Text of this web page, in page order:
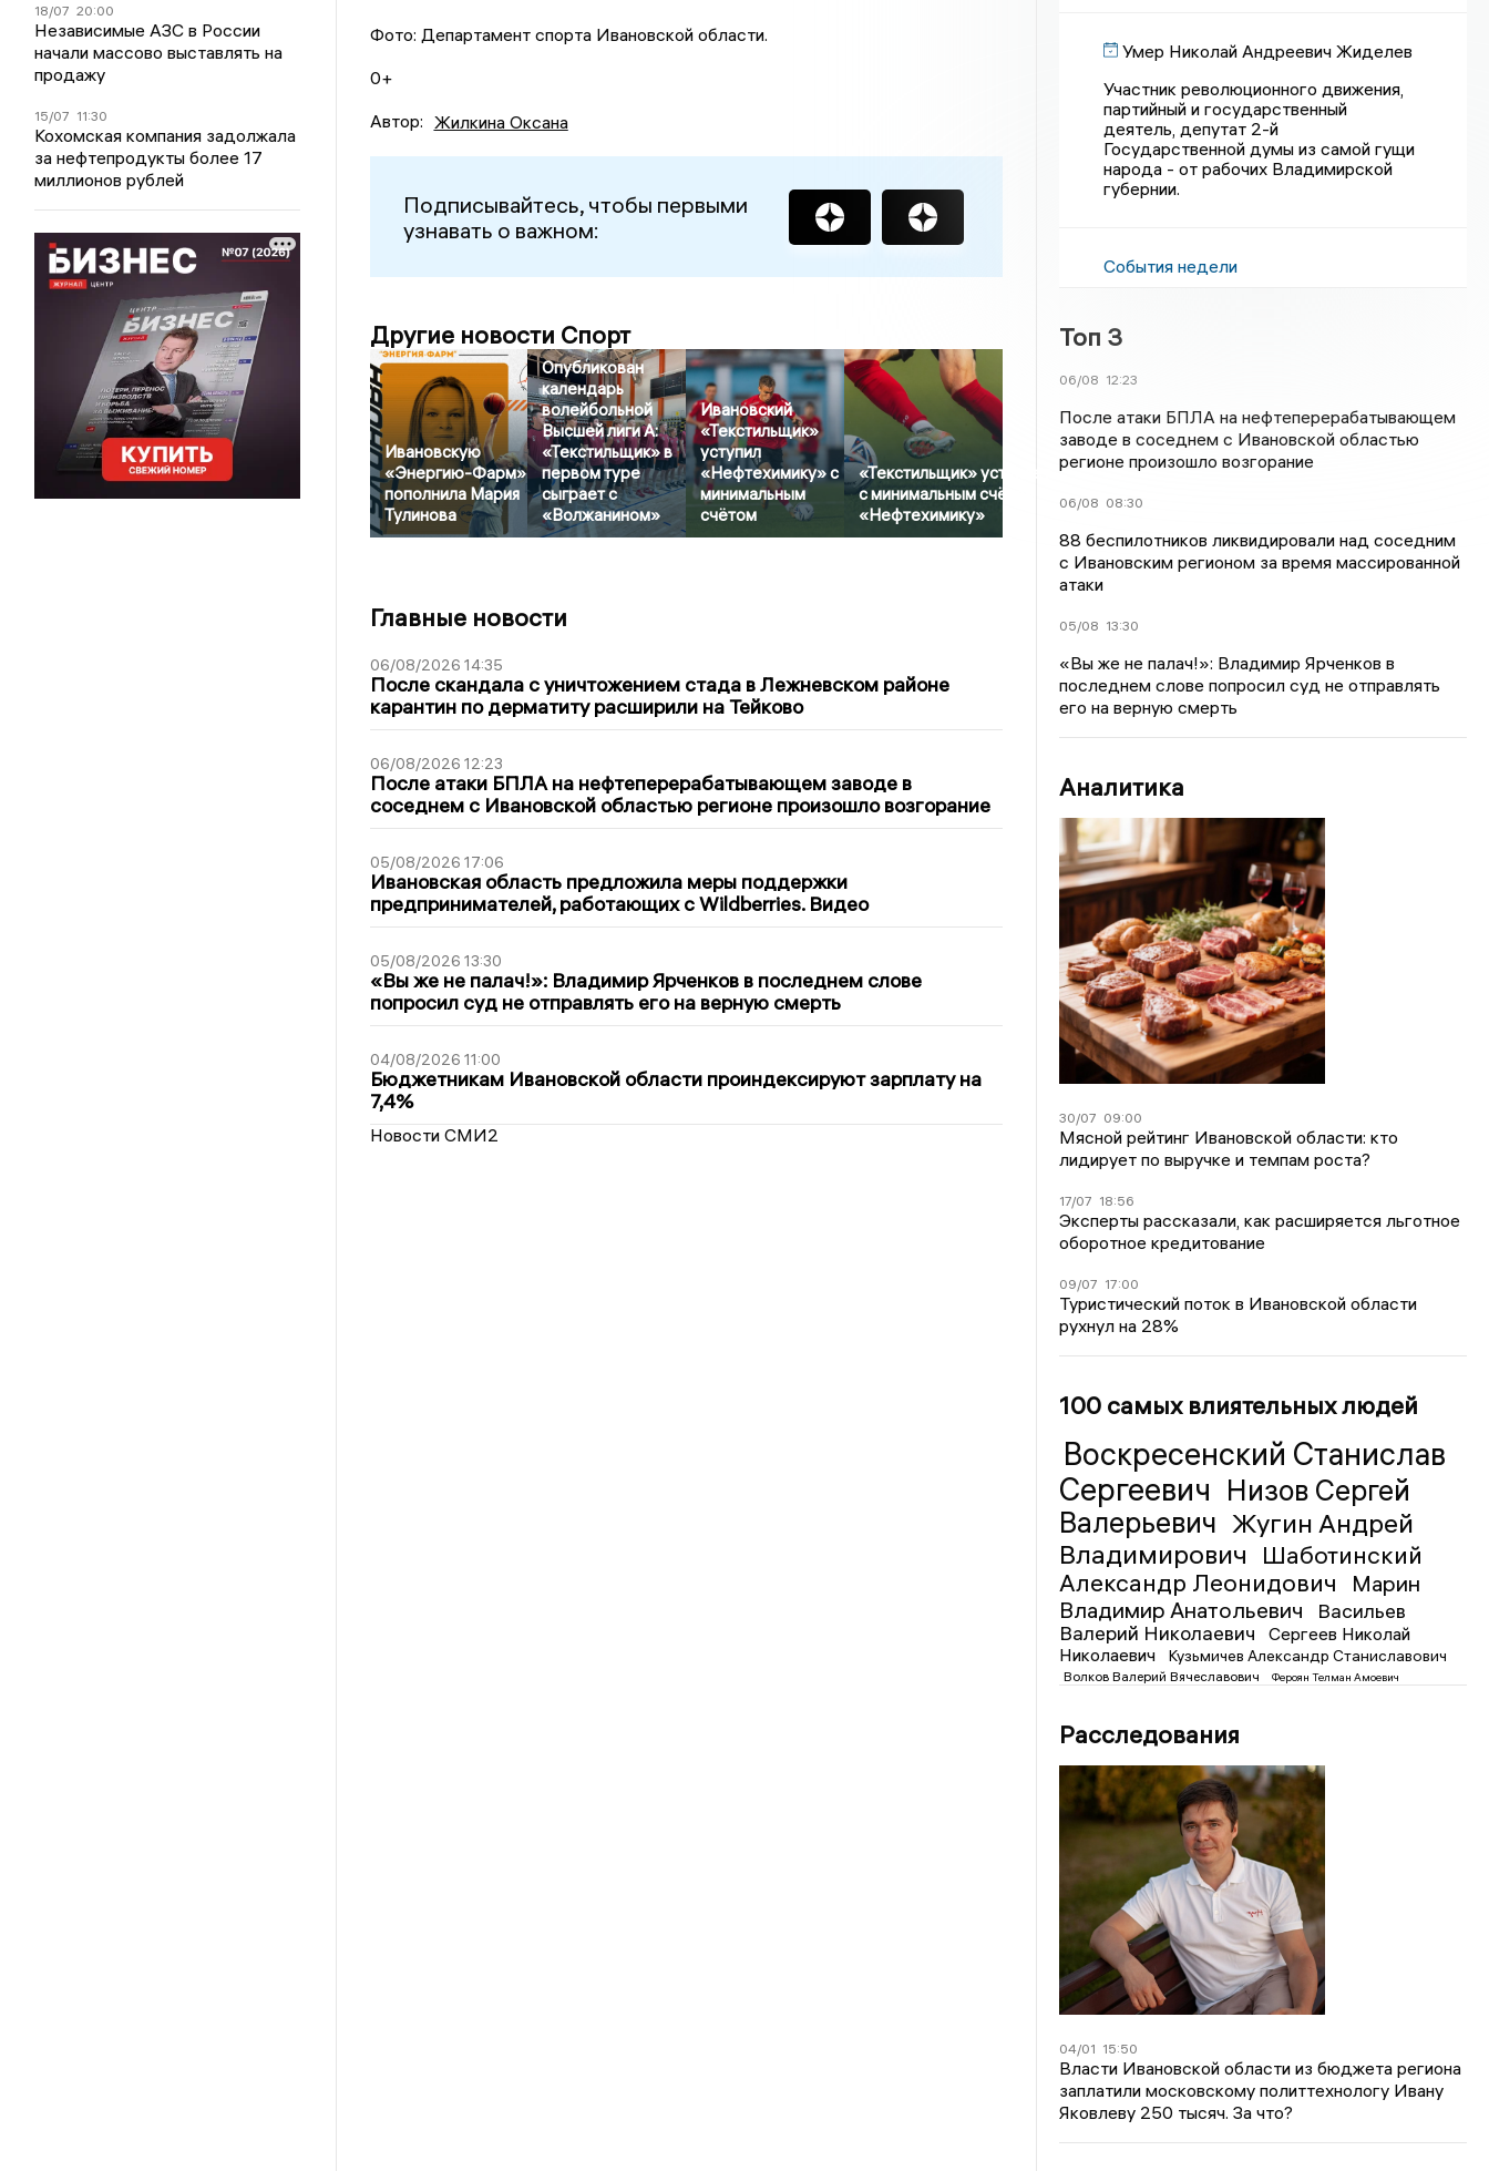
18/07 20:00
Независимые АЗС в России
начали массово выставлять на
продажу
15/07 11:30
Кохомская компания задолжала
за нефтепродукты более 17
миллионов рублей
Фото: Департамент спорта Ивановской области.
0+
Автор: Жилкина Оксана
Подписывайтесь, чтобы первыми
узнавать о важном:
Другие новости Спорт
Ивановскую
«Энергию-Фарм»
пополнила Мария
Тулинова
Опубликован
календарь
волейбольной
Высшей лиги А:
«Текстильщик» в
первом туре
сыграет с
«Волжанином»
Ивановский
«Текстильщик»
уступил
«Нефтехимику» с
минимальным
счётом
«Текстильщик» уступает
с минимальным счётом
«Нефтехимику»
Главные новости
06/08/2026 14:35
После скандала с уничтожением стада в Лежневском районе
карантин по дерматиту расширили на Тейково
06/08/2026 12:23
После атаки БПЛА на нефтеперерабатывающем заводе в
соседнем с Ивановской областью регионе произошло возгорание
05/08/2026 17:06
Ивановская область предложила меры поддержки
предпринимателей, работающих с Wildberries. Видео
05/08/2026 13:30
«Вы же не палач!»: Владимир Ярченков в последнем слове
попросил суд не отправлять его на верную смерть
04/08/2026 11:00
Бюджетникам Ивановской области проиндексируют зарплату на
7,4%
Новости СМИ2
Умер Николай Андреевич Жиделев
Участник революционного движения,
партийный и государственный
деятель, депутат 2-й
Государственной думы из самой гущи
народа - от рабочих Владимирской
губернии.
События недели
Топ 3
06/08 12:23
После атаки БПЛА на нефтеперерабатывающем
заводе в соседнем с Ивановской областью
регионе произошло возгорание
06/08 08:30
88 беспилотников ликвидировали над соседним
с Ивановским регионом за время массированной
атаки
05/08 13:30
«Вы же не палач!»: Владимир Ярченков в
последнем слове попросил суд не отправлять
его на верную смерть
Аналитика
30/07 09:00
Мясной рейтинг Ивановской области: кто
лидирует по выручке и темпам роста?
17/07 18:56
Эксперты рассказали, как расширяется льготное
оборотное кредитование
09/07 17:00
Туристический поток в Ивановской области
рухнул на 28%
100 самых влиятельных людей
Воскресенский Станислав
Сергеевич Низов Сергей
Валерьевич Жугин Андрей
Владимирович
Шаботинский
Александр Леонидович
Марин
Владимир Анатольевич
Васильев
Валерий Николаевич
Сергеев Николай
Николаевич
Кузьмичев Александр Станиславович
Волков Валерий Вячеславович Фероян Телман Амоевич
Расследования
04/01 15:50
Власти Ивановской области из бюджета региона
заплатили московскому политтехнологу Ивану
Яковлеву 250 тысяч. За что?